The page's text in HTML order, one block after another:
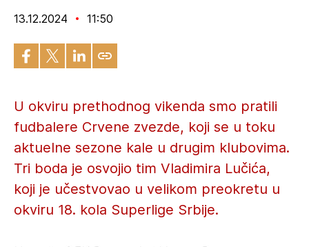
13.12.2024 11:50
U okviru prethodnog vikenda smo pratili
fudbalere Crvene zvezde, koji se u toku
aktuelne sezone kale u drugim klubovima.
Tri boda je osvojio tim Vladimira Lučića,
koji je učestvovao u velikom preokretu u
okviru 18. kola Superlige Srbije.